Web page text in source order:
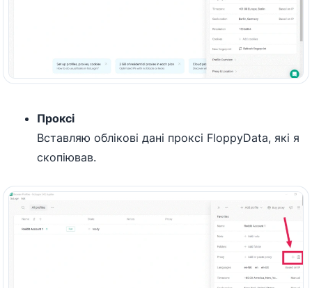
Проксі
Вставляю облікові дані проксі FloppyData, які я
скопіював.